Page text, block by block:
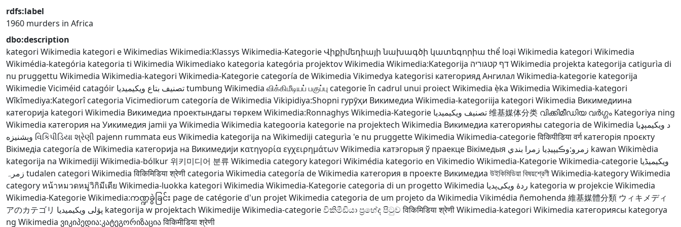
rdfs:label
1960 murders in Africa
dbo:description
kategori Wikimedia kategori e Wikimedias Wikimedia:Klassys Wikimedia-KategorieՎիքիմեդիայի նախագծի կատեգորիա thể loại Wikimedia kategori Wikimedia
Wikimédia-kategória kategoria ti Wikimedia Wikimediako kategoria kategória projektov Wikimedia Wikimedia:Kategorija דף קטגוריהWikimedia projekta kategorija catigurìa di
nu pruggettu Wikimedia Wikimedia-kategori Wikimedia-Kategorie categoría de Wikimedia Vikimedya kategorisi категорияд Ангилал Wikimedia-kategorie kategorija
WikimedieViciméid catagóir تصنيف بتاع ويكيميدياtumbung Wikimedia விக்கிமீடியப் பகுப்பு categorie în cadrul unui proiect Wikimedia ẹ̀ka Wikimedia Wikimedia-kategori
Wîkîmediya:Kategorî categoria Vicimediorum categoría de Wikimedia Vikipidiya:Shopni гурӯҳи Викимедиа Wikimedia-kategoriija kategori Wikimedia Викимедиина
категорија kategori Wikimedia Викимедиа проектындагы төркем Wikimedia:Ronnaghys Wikimedia-Kategorie تصنيف ويكيميديا维基媒体分类 വിക്കിമീഡിയ വർഗ്ഗം Kategoriya ning
Wikimedia категория на Уикимедия jamii ya Wikimedia Wikimedia kategooria kategorie na projektech Wikimedia Викимедиа категорияһы categoria de Wikimedia د ويکيمېډيا
وېشنيزه વિકિપીડિયા શ્રેણી pajenn rummata eus Wikimedia kategorija na Wikimediji categurìa 'e nu pruggette Wikimedia Wikimedia-categorieविकिपीडिया वर्ग категорія проєкту
Вікімедіа categoría de Wikimedia категорија на Викимедији κατηγορία εγχειρημάτων Wikimedia катэгорыя ў праекце Вікімедыя زمرو:وڪيپيڊيا زمرا بندي kawan Wikimèdia
kategorija na Wikimediji Wikimedia-bólkur 위키미디어 분류 Wikimedia category kategori Wikimédia kategorio en Vikimedio Wikimedia-KategorieWikimedia-categorie ویکیمیڈیا
زمرہ tudalen categori Wikimedia विकिमिडिया श्रेणी categoria Wikimedia categoría de Wikimedia категория в проекте Викимедиа উইকিমিডিয়া বিষয়শ্রেণীWikimedia-kategoryWikimedia
categoryหน้าหมวดหมู่วิกิมีเดีย Wikimedia-luokka kategori Wikimedia Wikimedia-Kategorie categoria di un progetto Wikimedia ردهٔ ویکی‌پدیا kategoria w projekcie Wikimedia
Wikimedia-KategorieWikimedia:ကဏ္ဍခွဲခြင်း page de catégorie d'un projet Wikimedia categoria de um projeto da Wikimedia Vikimédia ñemohenda 維基媒體分類 ウィキメディ
アのカテゴリ پۆلی ویکیمیدیا kategorija w projektach WikimedijeWikimedia-categorieවිකිමීඩියා ප්‍රභේද පිටුව विकिमिडिया श्रेणीWikimedia-kategori Wikimedia категориясы kategorya
ng Wikimedia ვიკიპედია:კატეგორიზაციაविकिमीडिया श्रेणी